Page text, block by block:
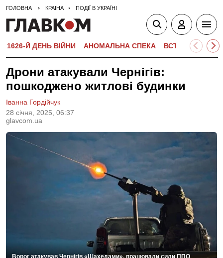
ГОЛОВНА КРАЇНА ПОДІЇ В УКРАЇНІ
1626-Й ДЕНЬ ВІЙНИ АНОМАЛЬНА СПЕКА ВСТУПНА
Дрони атакували Чернігів:
пошкоджено житлові будинки
28 сiчня, 2025, 06:37
glavcom.ua
Іванна Гордійчук
Ворог атакував Чернігів «Шахедами», працювали сили ППО